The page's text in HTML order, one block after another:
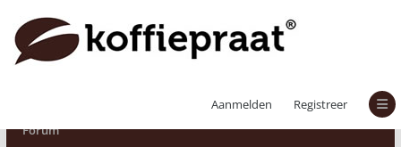
Aanmelden
Registreer
Forum